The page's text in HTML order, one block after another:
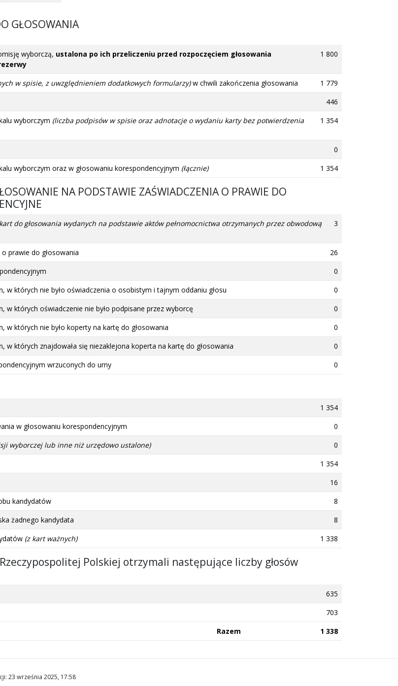
GŁOSOWANIA
wyborczą, ustalona po ich przeliczeniu przed rozpoczęciem głosowania
1 800
w spisie, z uwzględnieniem dodatkowych formularzy)w chwili zakończenia głosowania
1 779
446
wyborczym (liczba podpisów w spisie oraz adnotacje o wydaniu karty bez potwierdzenia
1 354
0
wyborczym oraz w głosowaniu korespondencyjnym (łącznie) 1 354
NA PODSTAWIE ZAŚWIADCZENIA O PRAWIE DO
do głosowania wydanych na podstawie aktów pełnomocnictwa otrzymanych przez obwodową
3
prawie do głosowania
26
0
w których nie było oświadczenia o osobistym i tajnym oddaniu głosu
0
których oświadczenie nie było podpisane przez wyborcę
0
w których nie było koperty na kartę do głosowania
0
w których znajdowała się niezaklejona koperta na kartę do głosowania
0
wrzuconych do urny 0
1 354
w głosowaniu korespondencyjnym
0
wyborczej lub inne niż urzędowo ustalone)
0
1 354
16
kandydatów
8
żadnego kandydata
8
(z kart ważnych) 1 338
Polskiej otrzymali następujące liczby głosów
635
703
Razem
1 338
: 23 września 2025, 17:58